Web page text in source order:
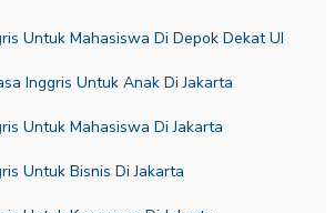
Untuk Mahasiswa Di Depok Dekat UI
Inggris Untuk Anak Di Jakarta
Untuk Mahasiswa Di Jakarta
Untuk Bisnis Di Jakarta